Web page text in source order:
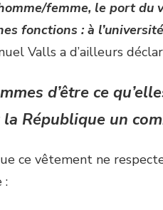
femme, le port du
fonctions : à
Valls a d’ailleurs
d’être ce
République un
ce vêtement ne
: